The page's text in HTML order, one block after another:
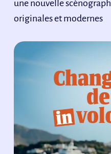
une nouvelle
originales et modernes